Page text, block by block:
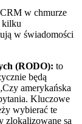
w chmurze
kilku
w świadomości
(RODO): to
będą
amerykańska
Kluczowe
wybierać te
zlokalizowane są